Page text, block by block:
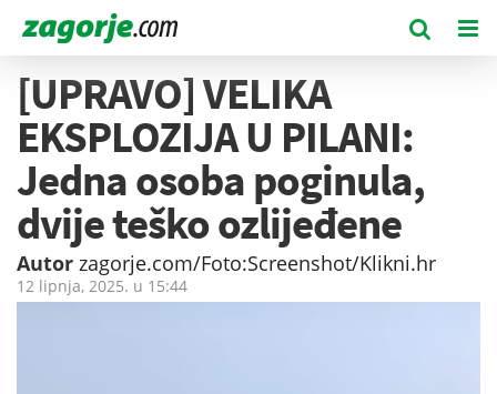
[UPRAVO] VELIKA
EKSPLOZIJA U PILANI:
Jedna osoba poginula,
dvije teško ozlijeđene
Autor zagorje.com/Foto:Screenshot/Klikni.hr
12 lipnja, 2025. u 15:44